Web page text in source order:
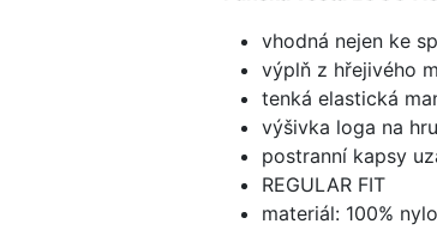
vhodná nejen ke
výplň z hřejivého
tenká elastická
výšivka loga na
postranní kapsy
REGULAR FIT
materiál: 100%